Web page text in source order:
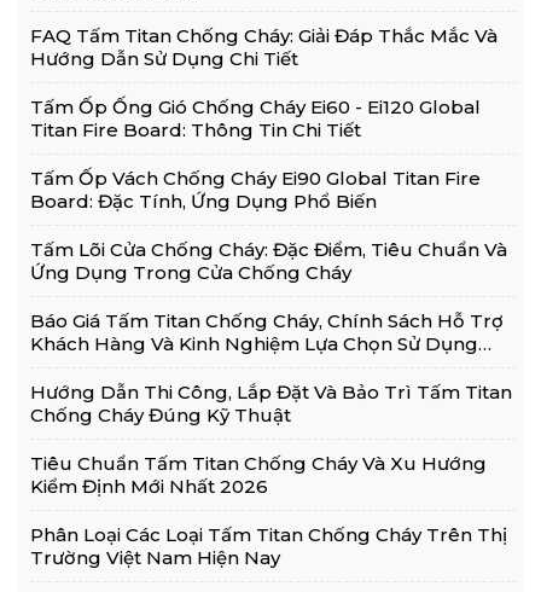
FAQ Tấm Titan Chống Cháy: Giải Đáp Thắc Mắc Và
Hướng Dẫn Sử Dụng Chi Tiết
Tấm Ốp Ống Gió Chống Cháy Ei60 - Ei120 Global
Titan Fire Board: Thông Tin Chi Tiết
Tấm Ốp Vách Chống Cháy Ei90 Global Titan Fire
Board: Đặc Tính, Ứng Dụng Phổ Biến
Tấm Lõi Cửa Chống Cháy: Đặc Điểm, Tiêu Chuẩn Và
Ứng Dụng Trong Cửa Chống Cháy
Báo Giá Tấm Titan Chống Cháy, Chính Sách Hỗ Trợ
Khách Hàng Và Kinh Nghiệm Lựa Chọn Sử Dụng
Hướng Dẫn Thi Công, Lắp Đặt Và Bảo Trì Tấm Titan
Chống Cháy Đúng Kỹ Thuật
Tiêu Chuẩn Tấm Titan Chống Cháy Và Xu Hướng
Kiểm Định Mới Nhất 2026
Phân Loại Các Loại Tấm Titan Chống Cháy Trên Thị
Trường Việt Nam Hiện Nay